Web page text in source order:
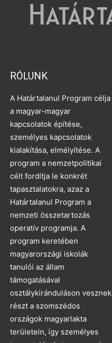
RÓLUNK
A Határtalanul Program célja
a magyar-magyar
kapcsolatok építése,
személyes kapcsolatok
kialakítása, elmélyítése. A
program a nemzetpolitikai
célt fordítja le konkrét
tapasztalatokra, azaz a
Határtalanul Program a
nemzeti összetartozás
operatív programja. A
program keretében
magyarországi iskolák
tanulói az állam
támogatásával
osztálykiránduláson vesznek
részt a szomszédos
országok magyarlakta
területein, így személyes